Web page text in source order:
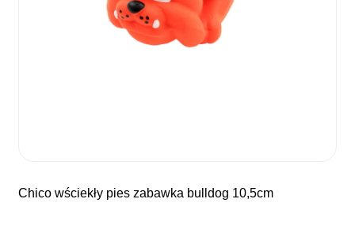
chico wściekły pies zabawka bulldog 10,5cm